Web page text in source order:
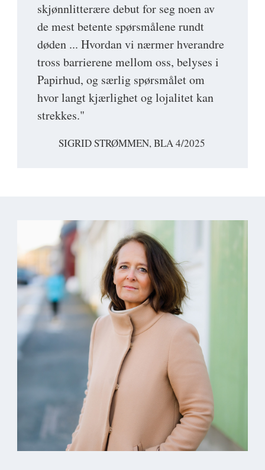
skjønnlitterære debut for seg noen av
de mest betente spørsmålene rundt
døden ... Hvordan vi nærmer hverandre
tross barrierene mellom oss, belyses i
Papirhud, og særlig spørsmålet om
hvor langt kjærlighet og lojalitet kan
strekkes."
SIGRID STRØMMEN, BLA 4/2025